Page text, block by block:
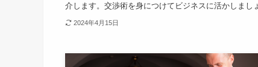
介します。交渉術を身につけてビジネスに活かしまし
2024年4月15日